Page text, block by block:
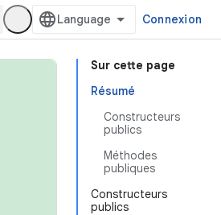
Connexion
Sur cette page
Résumé
Constructeurs
publics
Méthodes
publiques
Constructeurs
publics